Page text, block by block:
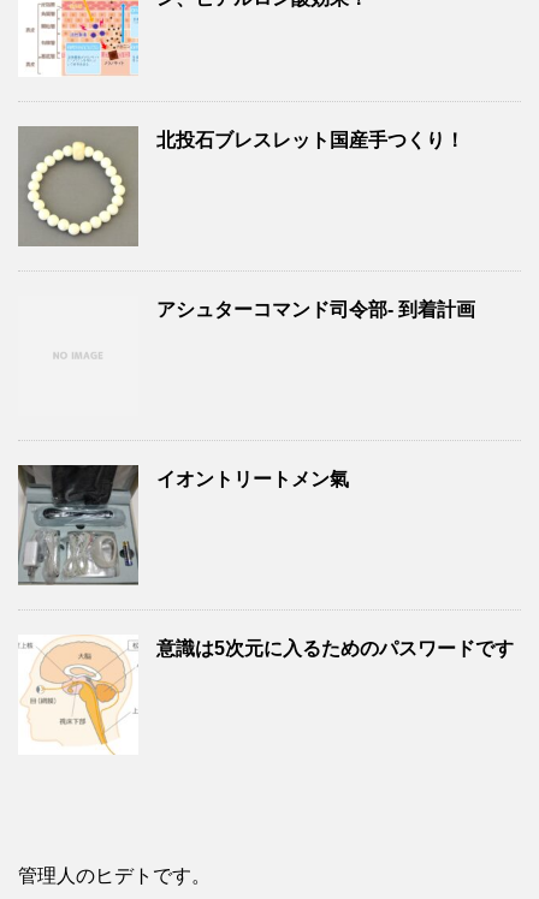
北投石ブレスレット国産手つくり！
アシュターコマンド司令部- 到着計画
イオントリートメン氣
意識は5次元に入るためのパスワードです
管理人のヒデトです。